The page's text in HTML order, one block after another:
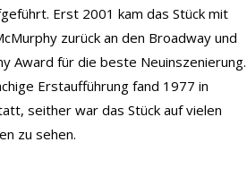
Erst 2001 kam das Stück mit
zurück an den Broadway und
Award für die beste Neuinszenierung.
Erstaufführung fand 1977 in
seither war das Stück auf vielen
zu sehen.